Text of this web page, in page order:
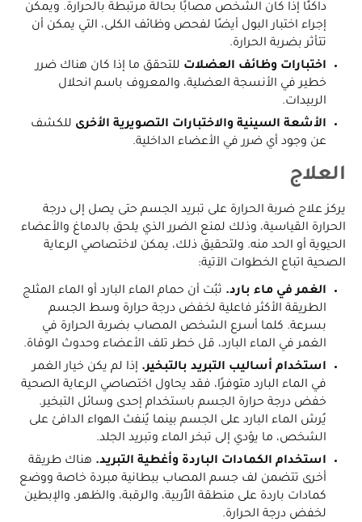
داكنًا إذا كان الشخص مصابًا بحالة مرتبطة بالحرارة. ويمكن
إجراء اختبار البول أيضًا لفحص وظائف الكلى، التي يمكن أن
تتأثر بضربة الحرارة.
اختبارات وظائف العضلات للتحقق ما إذا كان هناك ضرر
خطير في الأنسجة العضلية، والمعروف باسم انحلال
الربيدات.
الأشعة السينية والاختبارات التصويرية الأخرى للكشف
عن وجود أي ضرر في الأعضاء الداخلية.
العلاج
يركز علاج ضربة الحرارة على تبريد الجسم حتى يصل إلى درجة
الحرارة القياسية، وذلك لمنع الضرر الذي يلحق بالدماغ والأعضاء
الحيوية أو الحد منه. ولتحقيق ذلك، يمكن لاختصاصي الرعاية
الصحية اتباع الخطوات الآتية:
الغمر في ماء بارد. ثبُت أن حمام الماء البارد أو الماء المثلج
الطريقة الأكثر فاعلية لخفض درجة حرارة وسط الجسم
بسرعة. كلما أسرع الشخص المصاب بضربة الحرارة في
الغمر في الماء البارد، قل خطر تلف الأعضاء وحدوث الوفاة.
استخدام أساليب التبريد بالتبخير. إذا لم يكن خيار الغمر
في الماء البارد متوفرًا، فقد يحاول اختصاصي الرعاية الصحية
خفض درجة حرارة الجسم باستخدام إحدى وسائل التبخير.
يُرش الماء البارد على الجسم بينما يُنفث الهواء الدافئ على
الشخص، ما يؤدي إلى تبخر الماء وتبريد الجلد.
استخدام الكمادات الباردة وأغطية التبريد. هناك طريقة
أخرى تتضمن لف جسم المصاب ببطانية مبردة خاصة ووضع
كمادات باردة على منطقة الأُربية، والرقبة، والظهر، والإبطين
لخفض درجة الحرارة.